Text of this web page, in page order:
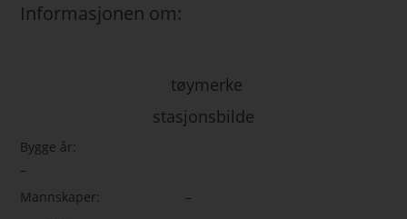
Informasjonen om:
tøymerke
stasjonsbilde
Bygge år:
–
Mannskaper:
–